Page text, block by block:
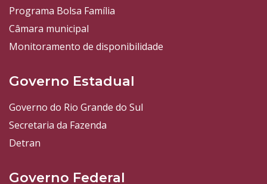
Programa Bolsa Família
Câmara municipal
Monitoramento de disponibilidade
Governo Estadual
Governo do Rio Grande do Sul
Secretaria da Fazenda
Detran
Governo Federal